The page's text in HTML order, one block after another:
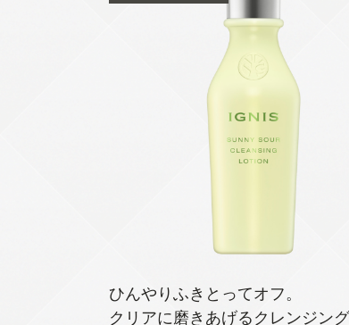
ひんやりふきとってオフ。
クリアに磨きあげるクレンジン